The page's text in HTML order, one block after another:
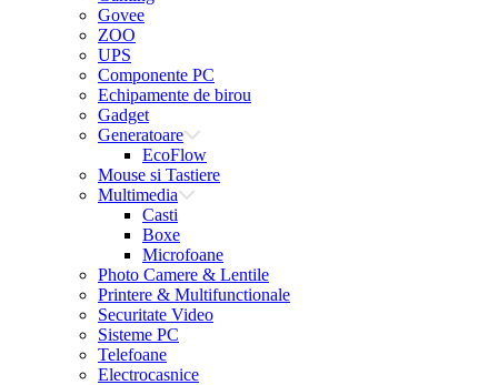
Govee
ZOO
UPS
Componente PC
Echipamente de birou
Gadget
Generatoare
EcoFlow
Mouse si Tastiere
Multimedia
Casti
Boxe
Microfoane
Photo Camere & Lentile
Printere & Multifunctionale
Securitate Video
Sisteme PC
Telefoane
Electrocasnice